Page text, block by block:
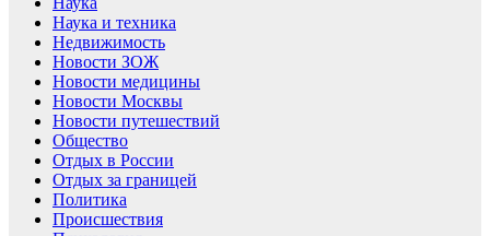
Наука и техника
Недвижимость
Новости ЗОЖ
Новости медицины
Новости Москвы
Новости путешествий
Общество
Отдых в России
Отдых за границей
Политика
Происшествия